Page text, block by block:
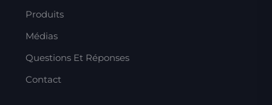
Produits
Médias
Questions Et Réponses
Contact